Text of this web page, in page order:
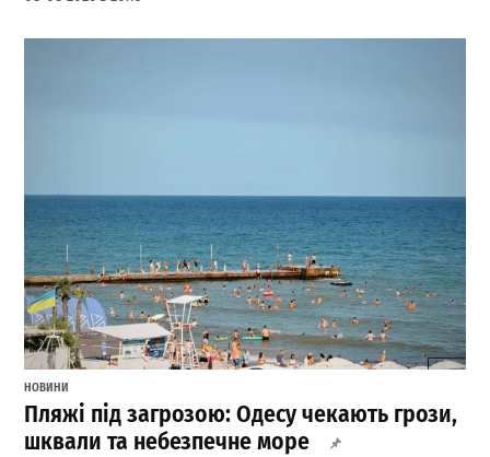
НОВИНИ
Пляжі під загрозою: Одесу чекають грози,
шквали та небезпечне море